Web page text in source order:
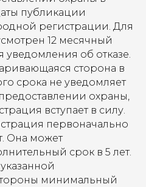
публикации
регистрации. Для
12 месячный
уведомления об отказе.
сторона в
срока не уведомляет
охраны,
вступает в силу.
первоначально
Она может
срок в 5 лет.
минимальный